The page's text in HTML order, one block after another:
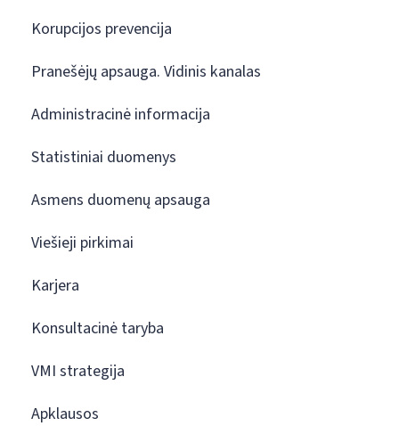
Korupcijos prevencija
Pranešėjų apsauga. Vidinis kanalas
Administracinė informacija
Statistiniai duomenys
Asmens duomenų apsauga
Viešieji pirkimai
Karjera
Konsultacinė taryba
VMI strategija
Apklausos